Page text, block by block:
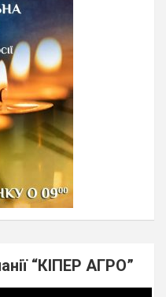
“КІПЕР АГРО”